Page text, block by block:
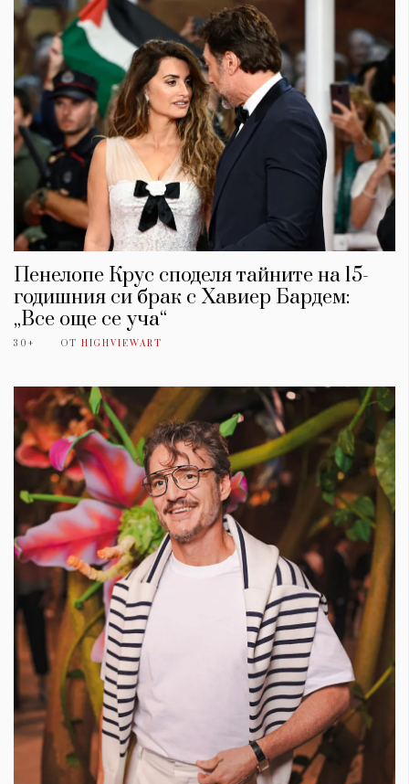
Пенелопе Крус споделя тайните на 15-
годишния си брак с Хавиер Бардем:
„Все още се уча“
30+ ОТ HIGHVIEWART